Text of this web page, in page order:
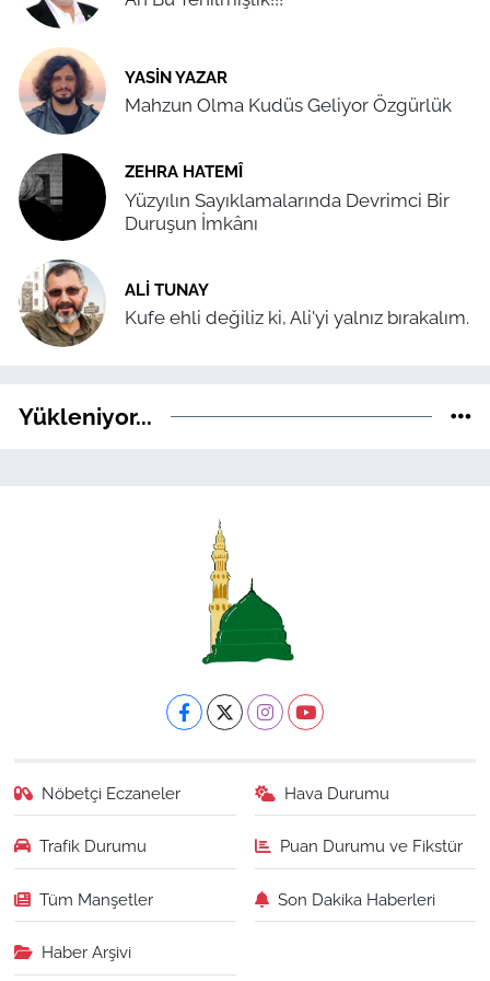
YASIN YAZAR
Mahzun Olma Kudüs Geliyor Özgürlük
ZEHRA HATEMÎ
Yüzyılın Sayıklamalarında Devrimci Bir
Duruşun İmkânı
ALI TUNAY
Kufe ehli değiliz ki, Ali'yi yalnız bırakalım.
Yükleniyor...
Nöbetçi Eczaneler Hava Durumu
Trafik Durumu Puan Durumu ve Fikstür
Tüm Manşetler Son Dakika Haberleri
Haber Arşivi